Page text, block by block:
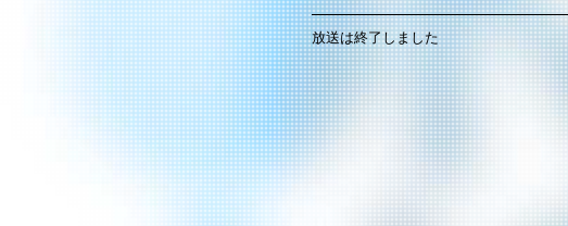
放送は終了しました